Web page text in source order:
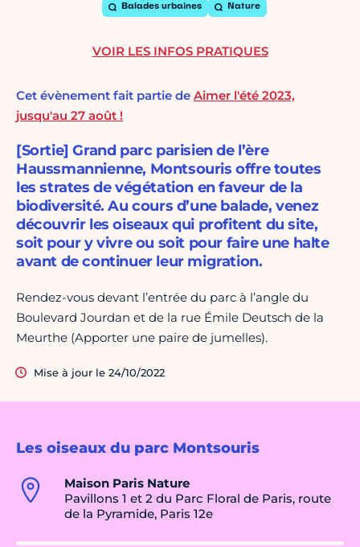
Balades urbaines Nature
Les oiseaux du parc Montsouris
Maison Paris Nature
Pavillons 1 et 2 du Parc Floral de Paris, route
de la Pyramide, Paris 12e
Cet évènement fait partie de Aimer l'été 2023,
jusqu'au 27 août !
[Sortie] Grand parc parisien de l’ère
Haussmannienne, Montsouris offre toutes
les strates de végétation en faveur de la
biodiversité. Au cours d’une balade, venez
découvrir les oiseaux qui profitent du site,
soit pour y vivre ou soit pour faire une halte
avant de continuer leur migration.
Rendez-vous devant l’entrée du parc à l’angle du
Boulevard Jourdan et de la rue Émile Deutsch de la
Meurthe (Apporter une paire de jumelles).
Mise à jour le 24/10/2022
VOIR LES INFOS PRATIQUES